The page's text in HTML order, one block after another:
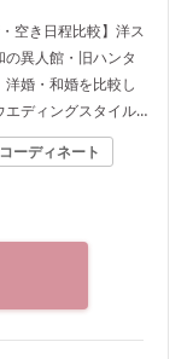
空き日程比較】洋ス
異人館・旧ハンタ
婚・和婚を比較し
エディングスタイル
討の方にもおすす
の趣あふれる「旧
しながら、おふたり
ーディネート